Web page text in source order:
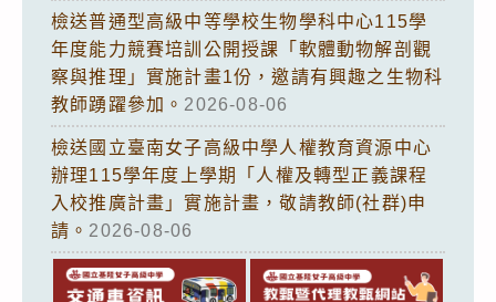
檢送普通型高級中等學校生物學科中心115學
年度能力競賽培訓公開授課「軟體動物解剖觀
察與推理」實施計畫1份，邀請有興趣之生物科
教師踴躍參加。 2026-08-06
檢送國立臺南女子高級中學人權教育資源中心
辦理115學年度上學期「人權及轉型正義課程
入校推廣計畫」實施計畫，敬請教師(社群)申
請。 2026-08-06